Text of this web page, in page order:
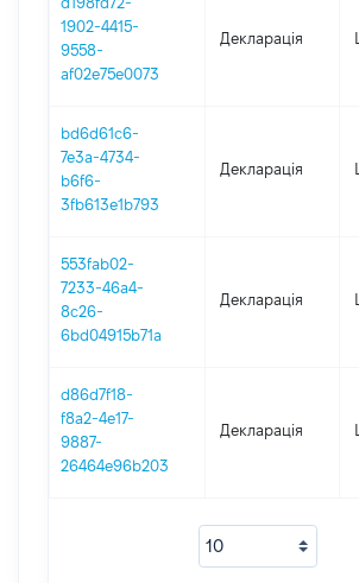
1902-4415-
9558-
af02e75e0073
Декларація
bd6d61c6-
7e3a-4734-
b6f6-
3fb613e1b793
Декларація
553fab02-
7233-46a4-
8c26-
6bd04915b71a
Декларація
d86d7f18-
f8a2-4e17-
9887-
26464e96b203
Декларація